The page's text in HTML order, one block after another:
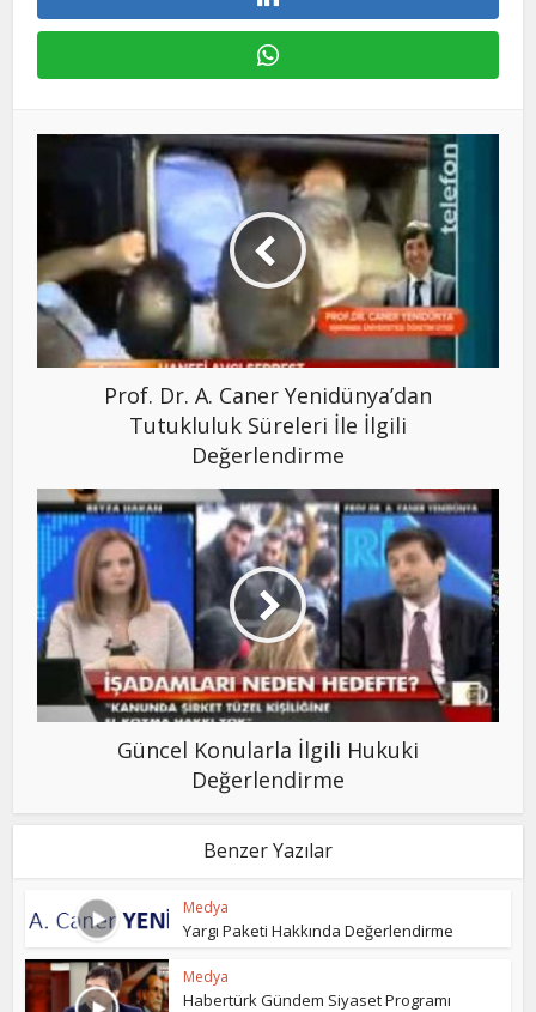
Prof. Dr. A. Caner Yenidünya’dan
Tutukluluk Süreleri İle İlgili
Değerlendirme
Güncel Konularla İlgili Hukuki
Değerlendirme
Benzer Yazılar
Medya
Yargı Paketi Hakkında Değerlendirme
Medya
Habertürk Gündem Siyaset Programı